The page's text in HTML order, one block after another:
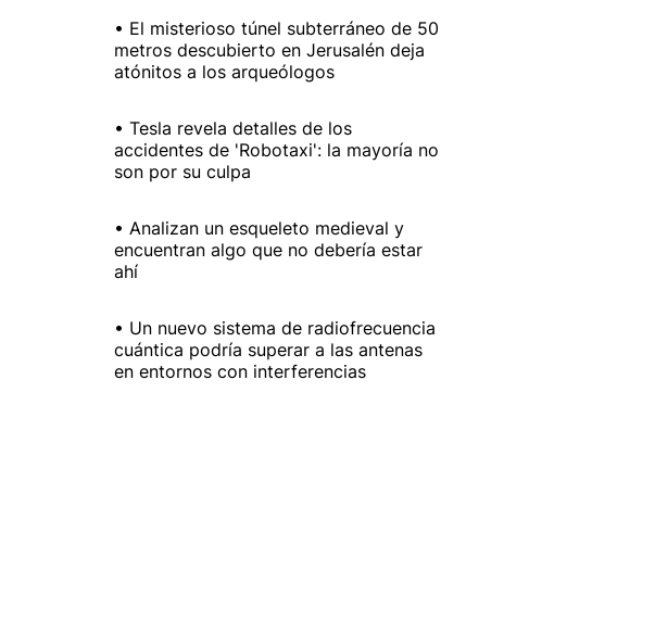
El misterioso túnel subterráneo de 50
metros descubierto en Jerusalén deja
atónitos a los arqueólogos
Tesla revela detalles de los
accidentes de 'Robotaxi': la mayoría no
son por su culpa
Analizan un esqueleto medieval y
encuentran algo que no debería estar
ahí
Un nuevo sistema de radiofrecuencia
cuántica podría superar a las antenas
en entornos con interferencias